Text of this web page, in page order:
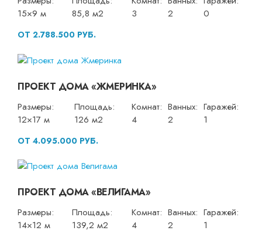
15×9 м
85,8 м2
3
2
0
ОТ 2.788.500 РУБ.
ПРОЕКТ ДОМА «ЖМЕРИНКА»
Размеры:
12×17 м
Площадь:
126 м2
Комнат:
4
Ванных:
2
Гаражей:
1
ОТ 4.095.000 РУБ.
ПРОЕКТ ДОМА «ВЕЛИГАМА»
Размеры:
14×12 м
Площадь:
139,2 м2
Комнат:
4
Ванных:
2
Гаражей:
1